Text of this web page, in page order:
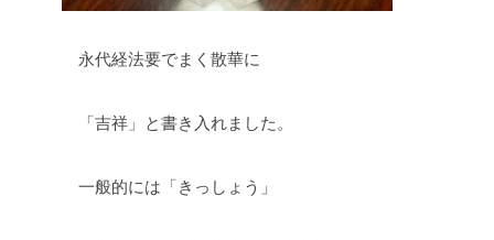
永代経法要でまく散華に
「吉祥」と書き入れました。
一般的には「きっしょう」